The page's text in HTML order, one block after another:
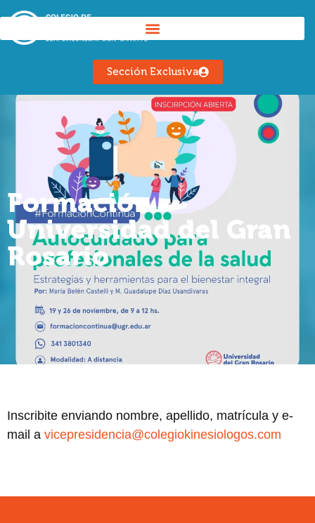
Sección Exclusiva
Formación
Universidad del Gran
Rosario
Inscribite enviando nombre, apellido, matrícula y e-
mail a vicepresidencia@colegiokinesiologos.com